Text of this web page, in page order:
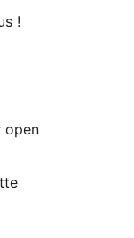
!
open